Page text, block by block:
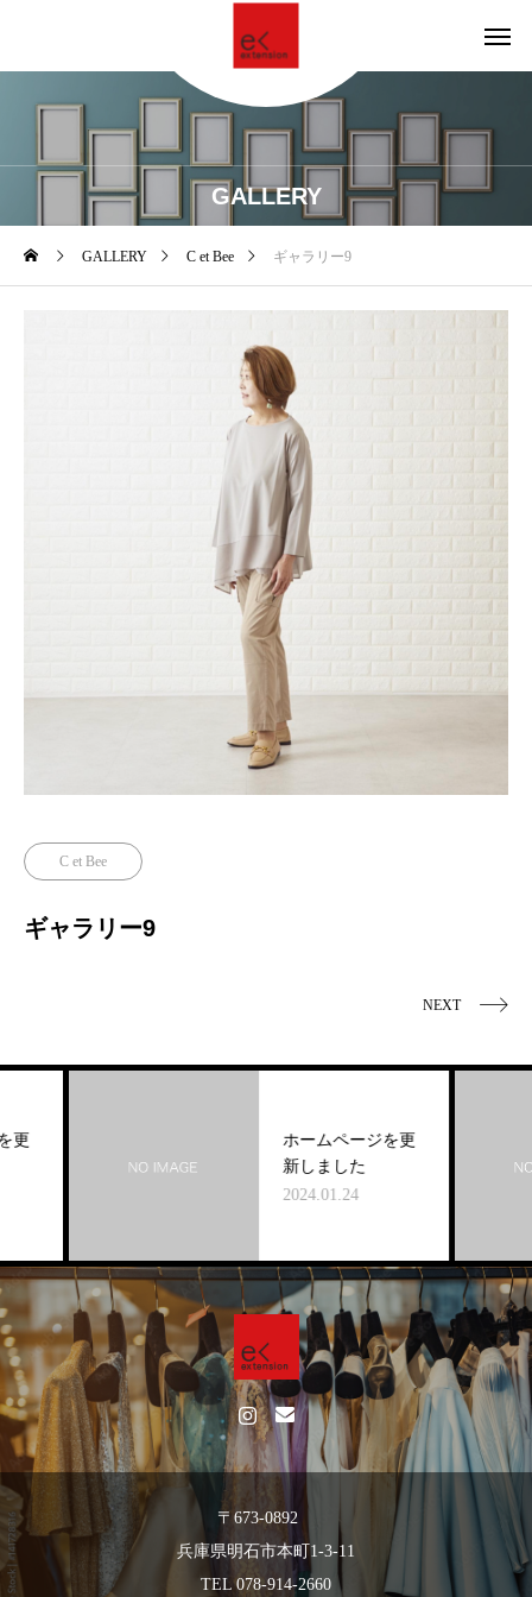
GALLERY
GALLERY C et Bee ギャラリー9
C et Bee
ギャラリー9
NEXT
ホームページを更
新しました
2024.01.24
〒673-0892
兵庫県明石市本町1-3-11
TEL 078-914-2660